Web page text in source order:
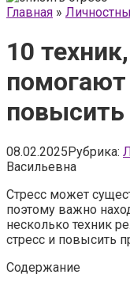
Главная »
10
помогают
повысить
08.02.2025Рубрика:
Васильевна
Стресс может
поэтому важно
несколько техник
стресс и повысить
Содержание